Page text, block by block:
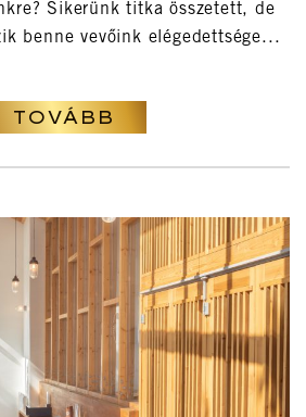
Sikerünk titka összetett, de
benne vevőink elégedettsége...
TOVÁBB